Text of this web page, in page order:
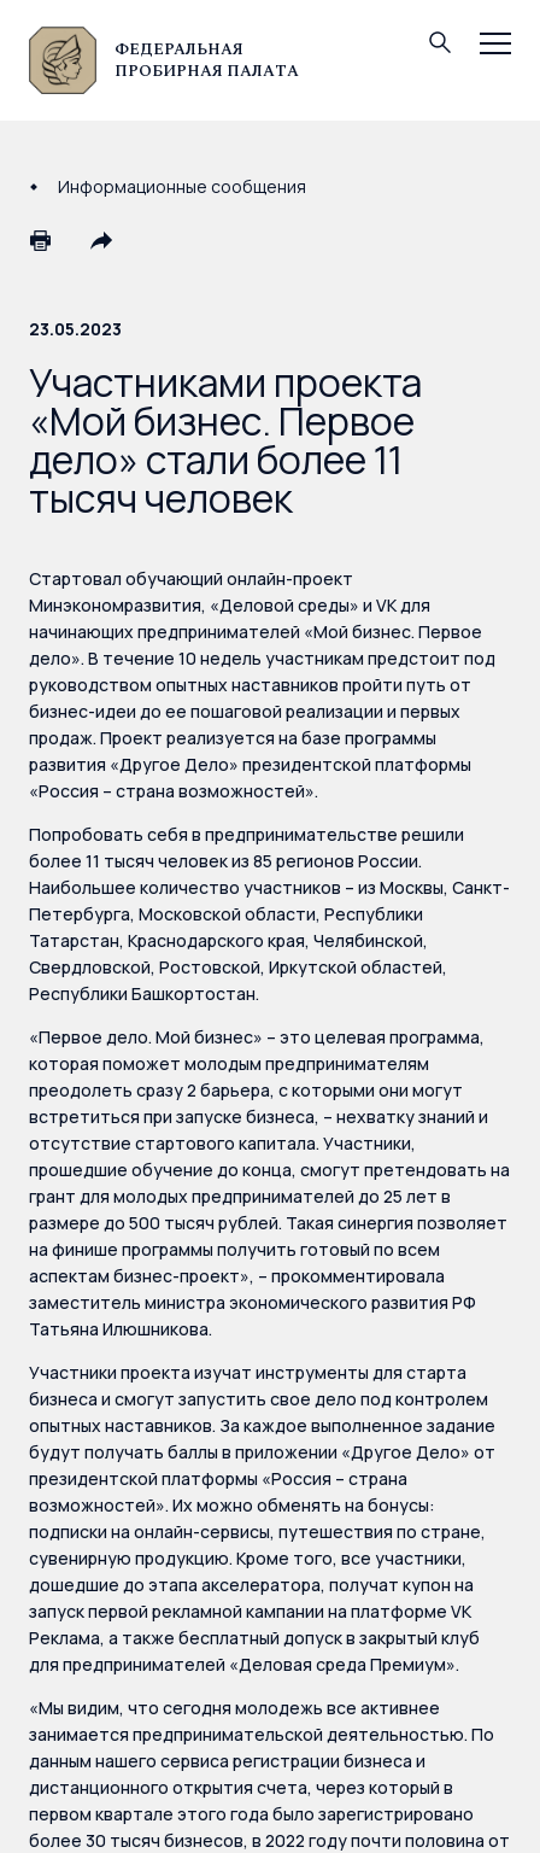
ФЕДЕРАЛЬНАЯ
ПРОБИРНАЯ ПАЛАТА
© Федеральная пробирная палата, 2026
Информационные сообщения
23.05.2023
Участниками проекта
«Мой бизнес. Первое
дело» стали более 11
тысяч человек
Стартовал обучающий онлайн-проект
Минэкономразвития, «Деловой среды» и VK для
начинающих предпринимателей «Мой бизнес. Первое
дело». В течение 10 недель участникам предстоит под
руководством опытных наставников пройти путь от
бизнес-идеи до ее пошаговой реализации и первых
продаж. Проект реализуется на базе программы
развития «Другое Дело» президентской платформы
«Россия – страна возможностей».
Попробовать себя в предпринимательстве решили
более 11 тысяч человек из 85 регионов России.
Наибольшее количество участников – из Москвы, Санкт-
Петербурга, Московской области, Республики
Татарстан, Краснодарского края, Челябинской,
Свердловской, Ростовской, Иркутской областей,
Республики Башкортостан.
«Первое дело. Мой бизнес» – это целевая программа,
которая поможет молодым предпринимателям
преодолеть сразу 2 барьера, с которыми они могут
встретиться при запуске бизнеса, – нехватку знаний и
отсутствие стартового капитала. Участники,
прошедшие обучение до конца, смогут претендовать на
грант для молодых предпринимателей до 25 лет в
размере до 500 тысяч рублей. Такая синергия позволяет
на финише программы получить готовый по всем
аспектам бизнес-проект», – прокомментировала
заместитель министра экономического развития РФ
Татьяна Илюшникова.
Участники проекта изучат инструменты для старта
бизнеса и смогут запустить свое дело под контролем
опытных наставников. За каждое выполненное задание
будут получать баллы в приложении «Другое Дело» от
президентской платформы «Россия – страна
возможностей». Их можно обменять на бонусы:
подписки на онлайн-сервисы, путешествия по стране,
сувенирную продукцию. Кроме того, все участники,
дошедшие до этапа акселератора, получат купон на
запуск первой рекламной кампании на платформе VK
Реклама, а также бесплатный допуск в закрытый клуб
для предпринимателей «Деловая среда Премиум».
«Мы видим, что сегодня молодежь все активнее
занимается предпринимательской деятельностью. По
данным нашего сервиса регистрации бизнеса и
дистанционного открытия счета, через который в
первом квартале этого года было зарегистрировано
более 30 тысяч бизнесов, в 2022 году почти половина от